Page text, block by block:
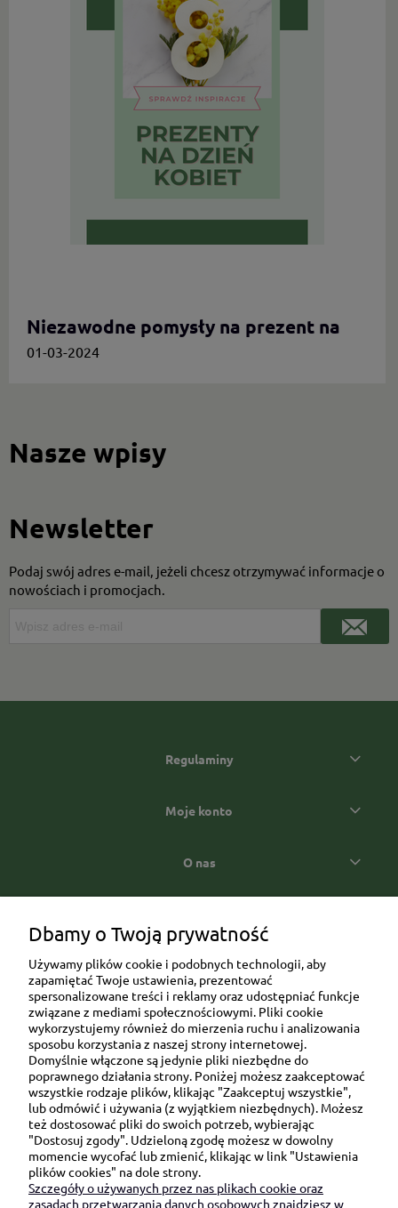
Niezawodne pomysły na prezent na
Dzień Kobiet.
01-03-2024
Nasze wpisy
Newsletter
Podaj swój adres e-mail, jeżeli chcesz otrzymywać informacje o
nowościach i promocjach.
Regulaminy
Moje konto
O nas
Ul. Brukowa 6/8 lok. 57/58
91-341 Łódź
NIP: 6751510615
SKONTAKTUJ SIĘ Z NAMI:
sklep@be-happygifts.com
Dbamy o Twoją prywatność
Używamy plików cookie i podobnych technologii, aby
zapamiętać Twoje ustawienia, prezentować
spersonalizowane treści i reklamy oraz udostępniać funkcje
związane z mediami społecznościowymi. Pliki cookie
wykorzystujemy również do mierzenia ruchu i analizowania
sposobu korzystania z naszej strony internetowej.
Domyślnie włączone są jedynie pliki niezbędne do
poprawnego działania strony. Poniżej możesz zaakceptować
wszystkie rodzaje plików, klikając "Zaakceptuj wszystkie",
lub odmówić i używania (z wyjątkiem niezbędnych). Możesz
też dostosować pliki do swoich potrzeb, wybierając
"Dostosuj zgody". Udzieloną zgodę możesz w dowolny
momencie wycofać lub zmienić, klikając w link "Ustawienia
plików cookies" na dole strony.
Szczegóły o używanych przez nas plikach cookie oraz
zasadach przetwarzania danych osobowych znajdziesz w